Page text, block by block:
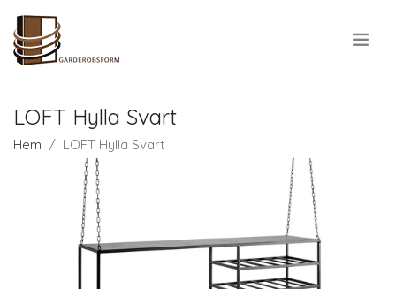
LOFT Hylla Svart
Hem LOFT Hylla Svart